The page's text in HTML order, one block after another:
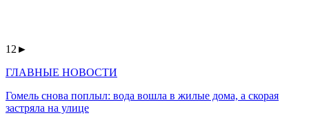
1 2►
ГЛАВНЫЕ НОВОСТИ
Гомель снова поплыл: вода вошла в жилые дома, а скорая
застряла на улице